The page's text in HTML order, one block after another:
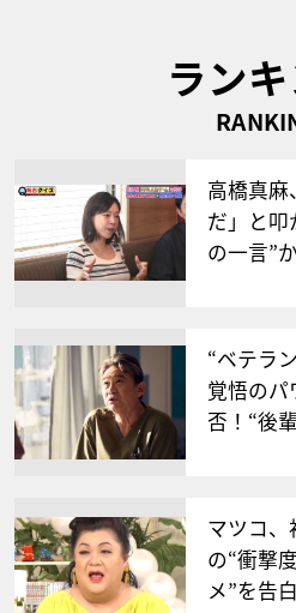
ラン
高橋真麻
だ」と
の一言”
“ベテラ
覚悟のパ
否！“後
マツコ、
の“衝撃
メ”を告